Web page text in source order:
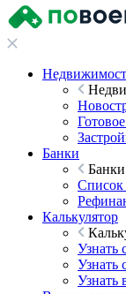
Банки
Банки
Список
Калькулятор
Узнать
Узнать
Узнать